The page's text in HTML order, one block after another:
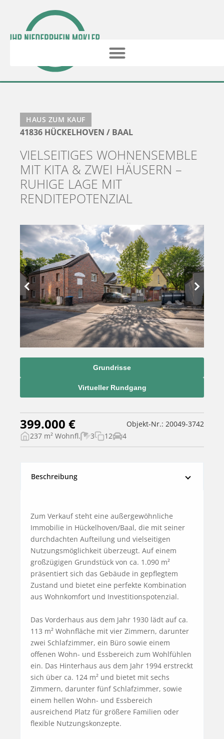
HAUS ZUM KAUF
41836 HÜCKELHOVEN / BAAL
VIELSEITIGES WOHNENSEMBLE
MIT KITA & ZWEI HÄUSERN –
RUHIGE LAGE MIT
RENDITEPOTENZIAL
Grundrisse
Virtueller Rundgang
399.000 €
Objekt-Nr.: 20049-3742
237 m² Wohnfl.
3 12 4
Beschreibung
Zum Verkauf steht eine außergewöhnliche
Immobilie in Hückelhoven/Baal, die mit seiner
durchdachten Aufteilung und vielseitigen
Nutzungsmöglichkeit überzeugt. Auf einem
großzügigen Grundstück von ca. 1.090 m²
präsentiert sich das Gebäude in gepflegtem
Zustand und bietet eine perfekte Kombination
aus Wohnkomfort und Investitionspotenzial.
Das Vorderhaus aus dem Jahr 1930 lädt auf ca.
113 m² Wohnfläche mit vier Zimmern, darunter
zwei Schlafzimmer, ein Büro sowie einem
offenen Wohn- und Essbereich zum Wohlfühlen
ein. Das Hinterhaus aus dem Jahr 1994 erstreckt
sich über ca. 124 m² und bietet mit sechs
Zimmern, darunter fünf Schlafzimmer, sowie
einem hellen Wohn- und Essbereich
ausreichend Platz für größere Familien oder
flexible Nutzungskonzepte.